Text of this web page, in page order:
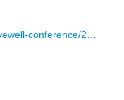
conference/2…